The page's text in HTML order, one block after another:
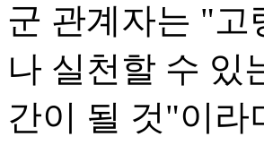
군 관계자는 "고
나 실천할 수 있
간이 될 것"이라